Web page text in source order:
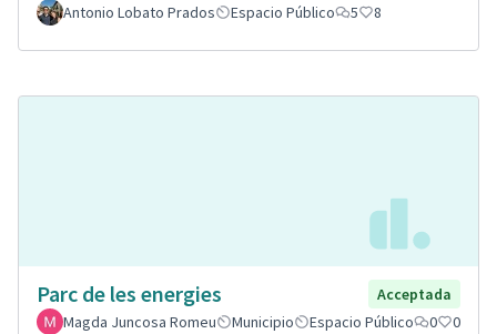
Antonio Lobato Prados Espacio Público 5 8
Parc de les energies
Acceptada
Magda Juncosa Romeu
Municipio Espacio Público 0 0